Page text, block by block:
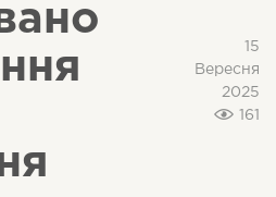
15
Вересня
2025
161